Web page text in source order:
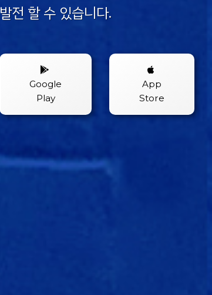
발전 할 수 있습니다.
Google
Play
App
Store